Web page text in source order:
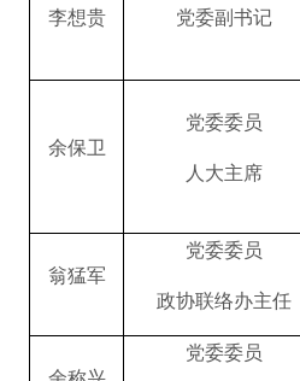
李想贵 党委副书记
余保卫
党委委员
人大主席
翁猛军
党委委员
政协联络办主任
党委委员